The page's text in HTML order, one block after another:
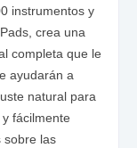
instrumentos y
crea una
completa que le
ayudarán a
natural para
fácilmente
sobre las